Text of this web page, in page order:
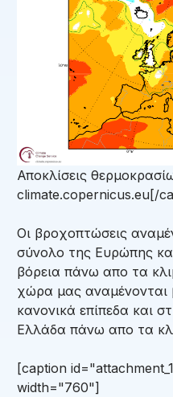
Αποκλίσεις
climate.copernicus.eu[/
Οι βροχοπτώσεις
σύνολο της Ευρώπης
βόρεια πάνω απο τα
χώρα μας αναμένονται
κανονικά επίπεδα και
Ελλάδα πάνω απο τα
[caption
width="760"]